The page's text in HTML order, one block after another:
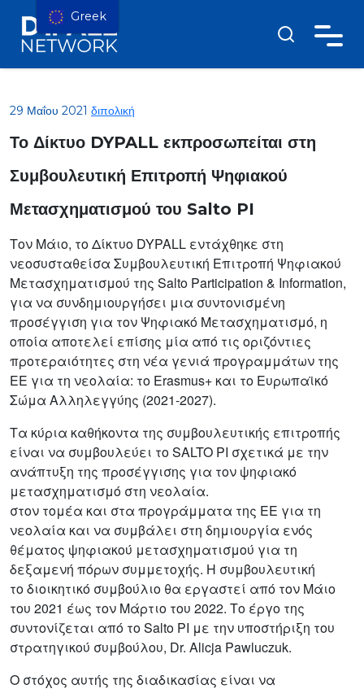
29 Μαΐου 2021 διπολική
Το Δίκτυο DYPALL εκπροσωπείται στη
Συμβουλευτική Επιτροπή Ψηφιακού
Μετασχηματισμού του Salto PI
Τον Μάιο, το Δίκτυο DYPALL εντάχθηκε στη
νεοσυσταθείσα Συμβουλευτική Επιτροπή Ψηφιακού
Μετασχηματισμού της Salto Participation & Information,
για να συνδημιουργήσει μια συντονισμένη
προσέγγιση για τον Ψηφιακό Μετασχηματισμό, η
οποία αποτελεί επίσης μία από τις οριζόντιες
προτεραιότητες στη νέα γενιά προγραμμάτων της
ΕΕ για τη νεολαία: το Erasmus+ και το Ευρωπαϊκό
Σώμα Αλληλεγγύης (2021-2027).
Τα κύρια καθήκοντα της συμβουλευτικής επιτροπής
είναι να συμβουλεύει το SALTO PI σχετικά με την
ανάπτυξη της προσέγγισης για τον ψηφιακό
μετασχηματισμό στη νεολαία.
στον τομέα και στα προγράμματα της ΕΕ για τη
νεολαία και να συμβάλει στη δημιουργία ενός
θέματος ψηφιακού μετασχηματισμού για τη
δεξαμενή πόρων συμμετοχής. Η συμβουλευτική
το διοικητικό συμβούλιο θα εργαστεί από τον Μάιο
του 2021 έως τον Μάρτιο του 2022. Το έργο της
συντονίζεται από το Salto PI με την υποστήριξη του
στρατηγικού συμβούλου, Dr. Alicja Pawluczuk.
Ο στόχος αυτής της διαδικασίας είναι να
Greek